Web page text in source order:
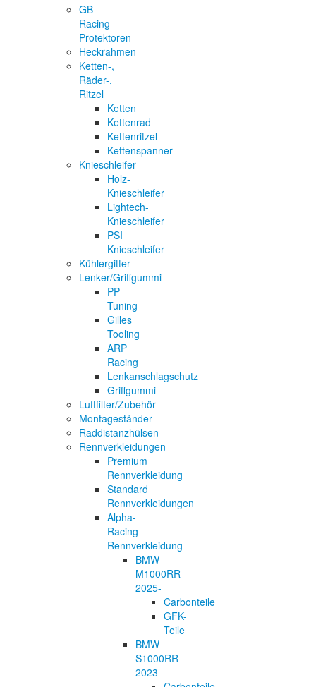
GB-
Racing
Protektoren
Heckrahmen
Ketten-,
Räder-,
Ritzel
Ketten
Kettenrad
Kettenritzel
Kettenspanner
Knieschleifer
Holz-
Knieschleifer
Lightech-
Knieschleifer
PSI
Knieschleifer
Kühlergitter
Lenker/Griffgummi
PP-
Tuning
Gilles
Tooling
ARP
Racing
Lenkanschlagschutz
Griffgummi
Luftfilter/Zubehör
Montageständer
Raddistanzhülsen
Rennverkleidungen
Premium
Rennverkleidung
Standard
Rennverkleidungen
Alpha-
Racing
Rennverkleidung
BMW
M1000RR
2025-
Carbonteile
GFK-
Teile
BMW
S1000RR
2023-